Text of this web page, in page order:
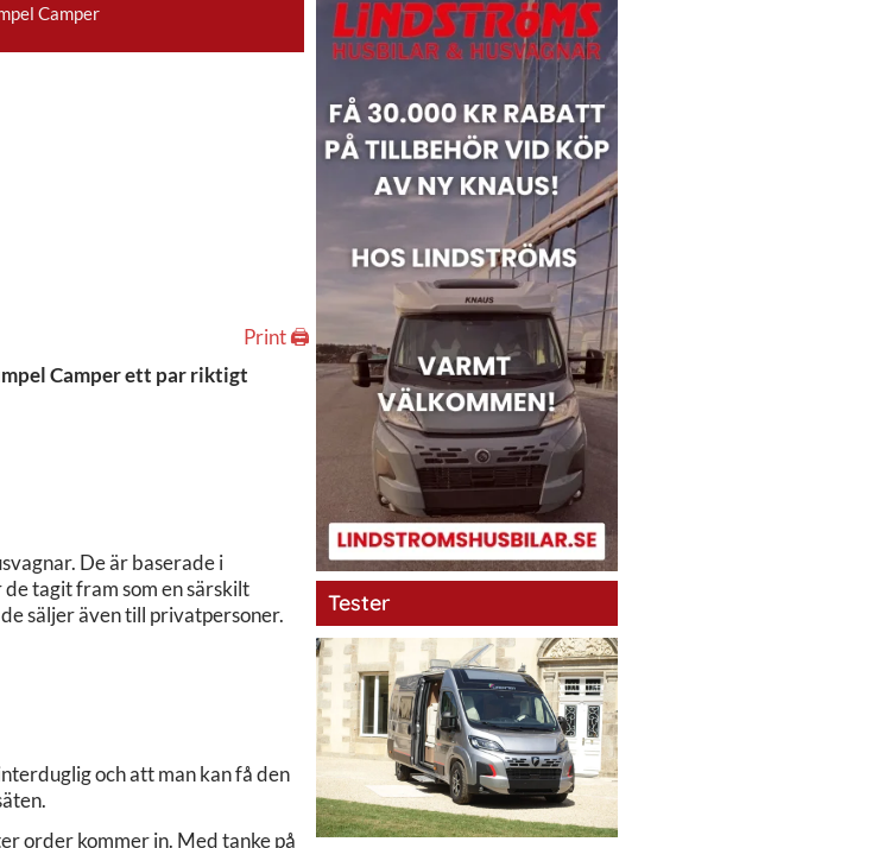
Camper
Print 🖨
Camper ett par riktigt
De är baserade i
tagit fram som en särskilt
säljer även till privatpersoner.
och att man kan få den
order kommer in. Med tanke på
Tester